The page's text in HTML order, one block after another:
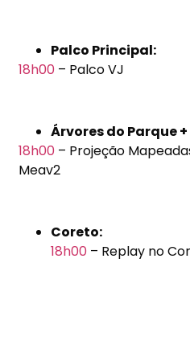
Palco Principal:
18h00 – Palco VJ
Árvores do Parque +
18h00 – Projeção
Meav2
Coreto:
18h00 – Replay no